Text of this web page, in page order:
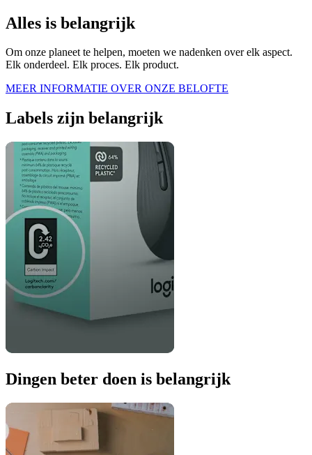
Alles is belangrijk
Om onze planeet te helpen, moeten we nadenken over elk aspect.
Elk onderdeel. Elk proces. Elk product.
MEER INFORMATIE OVER ONZE BELOFTE
Labels zijn belangrijk
Dingen beter doen is belangrijk